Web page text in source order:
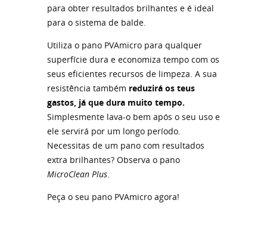
para obter resultados brilhantes e é ideal
para o sistema de balde.
Utiliza o pano PVAmicro para qualquer
superfície dura e economiza tempo com os
seus eficientes recursos de limpeza. A sua
resistência também reduzirá os teus
gastos, já que dura muito tempo.
Simplesmente lava-o bem após o seu uso e
ele servirá por um longo período.
Necessitas de um pano com resultados
extra brilhantes? Observa o pano
MicroClean Plus
Peça o seu pano PVAmicro agora!